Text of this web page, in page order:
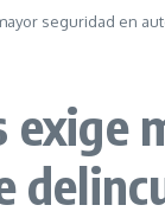
seguridad en
exige